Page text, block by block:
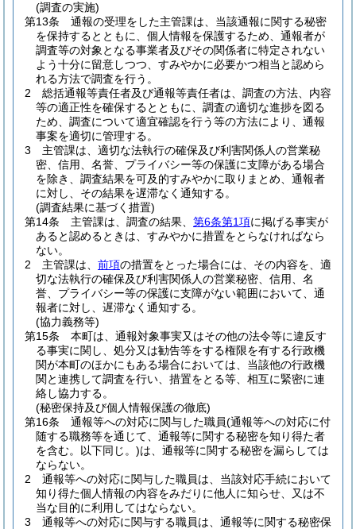
(調査の実施)
第13条
通報の受理をした主管課は、当該通報に関する秘密
を保持するとともに、個人情報を保護するため、通報者が
調査等の対象となる事業者及びその関係者に特定されない
よう十分に留意しつつ、すみやかに必要かつ相当と認めら
れる方法で調査を行う。
2
総括通報等責任者及び通報等責任者は、調査の方法、内容
等の適正性を確保するとともに、調査の適切な進捗を図る
ため、調査について適宜確認を行う等の方法により、通報
事案を適切に管理する。
3
主管課は、適切な法執行の確保及び利害関係人の営業秘
密、信用、名誉、プライバシー等の保護に支障がある場合
を除き、調査結果を可及的すみやかに取りまとめ、通報者
に対し、その結果を遅滞なく通知する。
(調査結果に基づく措置)
第14条
主管課は、調査の結果、 第6条第1項に掲げる事実が
あると認めるときは、すみやかに措置をとらなければなら
ない。
2
主管課は、 前項の措置をとった場合には、その内容を、適
切な法執行の確保及び利害関係人の営業秘密、信用、名
誉、プライバシー等の保護に支障がない範囲において、通
報者に対し、遅滞なく通知する。
(協力義務等)
第15条
本町は、通報対象事実又はその他の法令等に違反す
る事実に関し、処分又は勧告等をする権限を有する行政機
関が本町のほかにもある場合においては、当該他の行政機
関と連携して調査を行い、措置をとる等、相互に緊密に連
絡し協力する。
(秘密保持及び個人情報保護の徹底)
第16条
通報等への対応に関与した職員(通報等への対応に付
随する職務等を通じて、通報等に関する秘密を知り得た者
を含む。以下同じ。)は、通報等に関する秘密を漏らしては
ならない。
2
通報等への対応に関与した職員は、当該対応手続において
知り得た個人情報の内容をみだりに他人に知らせ、又は不
当な目的に利用してはならない。
3
通報等への対応に関与する職員は、通報等に関する秘密保